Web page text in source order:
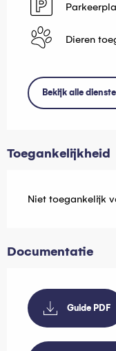
Dieren
Bekijk alle
Toegankelijkheid
Niet toegankelijk
Documentatie
Guide PDF